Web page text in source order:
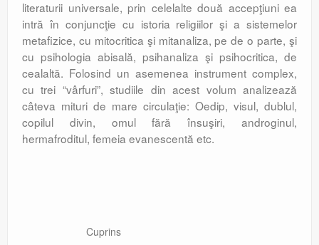
literaturii universale, prin celelalte două accepţiuni ea
intră în conjuncţie cu istoria religiilor şi a sistemelor
metafizice, cu mitocritica şi mitanaliza, pe de o parte, şi
cu psihologia abisală, psihanaliza şi psihocritica, de
cealaltă. Folosind un asemenea instrument complex,
cu trei “vârfuri”, studiile din acest volum analizează
câteva mituri de mare circulaţie: Oedip, visul, dublul,
copilul divin, omul fără însuşiri, androginul,
hermafroditul, femeia evanescentă etc.
Cuprins